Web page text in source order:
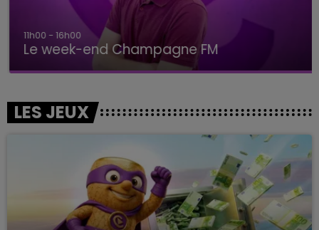
11h00 - 16h00
Le week-end Champagne FM
LES JEUX